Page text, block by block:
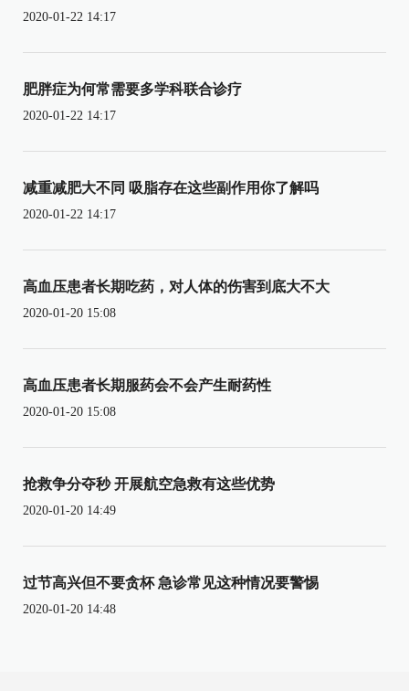
2020-01-22 14:17
肥胖症为何常需要多学科联合诊疗
2020-01-22 14:17
减重减肥大不同 吸脂存在这些副作用你了解吗
2020-01-22 14:17
高血压患者长期吃药，对人体的伤害到底大不大
2020-01-20 15:08
高血压患者长期服药会不会产生耐药性
2020-01-20 15:08
抢救争分夺秒 开展航空急救有这些优势
2020-01-20 14:49
过节高兴但不要贪杯 急诊常见这种情况要警惕
2020-01-20 14:48